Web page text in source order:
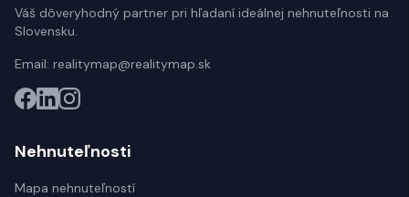
Váš dôveryhodný partner pri hľadaní ideálnej nehnuteľnosti na
Slovensku.
Email: realitymap@realitymap.sk
Nehnuteľnosti
Mapa nehnuteľností